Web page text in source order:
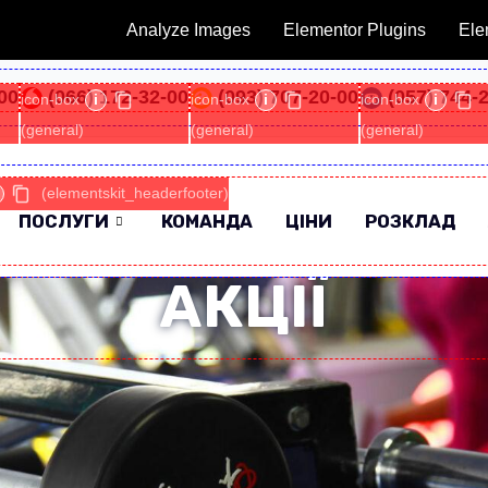
Analyze Images Elementor Plugins
(066) 172-32-00
icon-box
i
(general)
(093) 707-20-00
icon-box
i
(general)
(057) 744-
icon-box
i
(general)
ПОСЛУГИ КОМАНДА ЦІНИ РОЗКЛАД
(elementskit_headerfooter)
АКЦІЇ